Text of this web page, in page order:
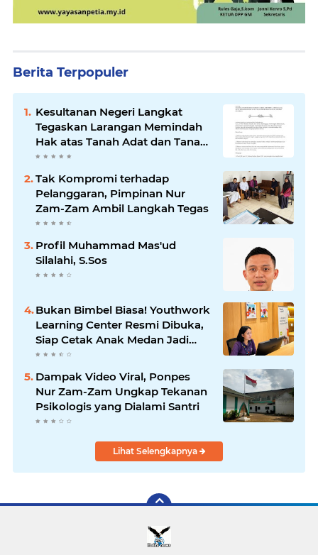
Berita Terpopuler
Kesultanan Negeri Langkat
Tegaskan Larangan Memindah
Hak atas Tanah Adat dan Tanah
Kesultanan
Tak Kompromi terhadap
Pelanggaran, Pimpinan Nur
Zam-Zam Ambil Langkah Tegas
Profil Muhammad Mas'ud
Silalahi, S.Sos
Bukan Bimbel Biasa! Youthwork
Learning Center Resmi Dibuka,
Siap Cetak Anak Medan Jadi
Pemimpin Berstandar Global
Dampak Video Viral, Ponpes
Nur Zam-Zam Ungkap Tekanan
Psikologis yang Dialami Santri
Lihat Selengkapnya